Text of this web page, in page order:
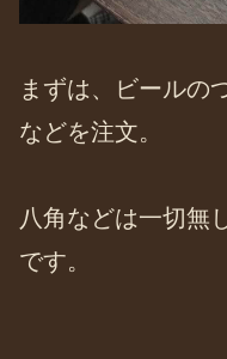
まずは、ビールの
などを注文。
八角などは一切無
です。